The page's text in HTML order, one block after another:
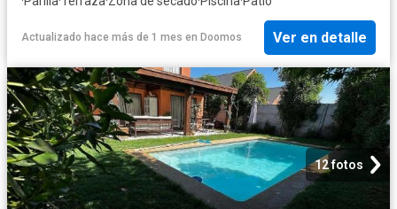
Actualizado hace más de 1 mes en Doomos Ver en detalle
12 fotos